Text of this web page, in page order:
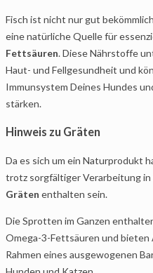
Fisch ist nicht nur gut
eine natürliche Quelle für
Fettsäuren. Diese Nährstoffe
Haut- und Fellgesundheit und
Immunsystem Deines Hundes
stärken.
Hinweis zu Gräten
Da es sich um ein Naturprodukt
trotz sorgfältiger Verarbeitung in
Gräten enthalten sein.
Die Sprotten im Ganzen
Omega-3-Fettsäuren und bieten
Rahmen eines ausgewogenen